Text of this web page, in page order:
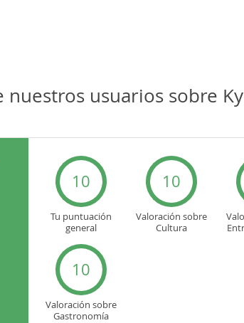
nuestros usuarios sobre
10
Tu puntuación
general
10
Valoración sobre
Cultura
10
Valoración sobre
Gastronomía